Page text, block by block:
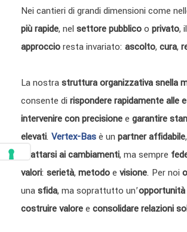
Nei cantieri di grandi dimensioni come
più rapide, nelsettore pubblicoo privato,
approccioresta invariato: ascolto,cura,
La nostrastruttura organizzativasnella
consente dirispondere rapidamente alle
intervenire con precisionee garantire
elevati. Vertex-Basè un partner affidabile
adattarsi ai cambiamenti, ma sempre
valori: serietà,metodoe visione. Per noi
unasfida, ma soprattutto un’opportunità
costruire valoree consolidare relazioni